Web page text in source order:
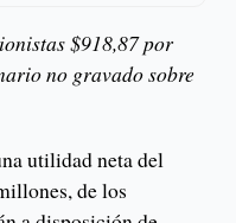
$918,87 por
no gravado sobre
utilidad neta del
de los